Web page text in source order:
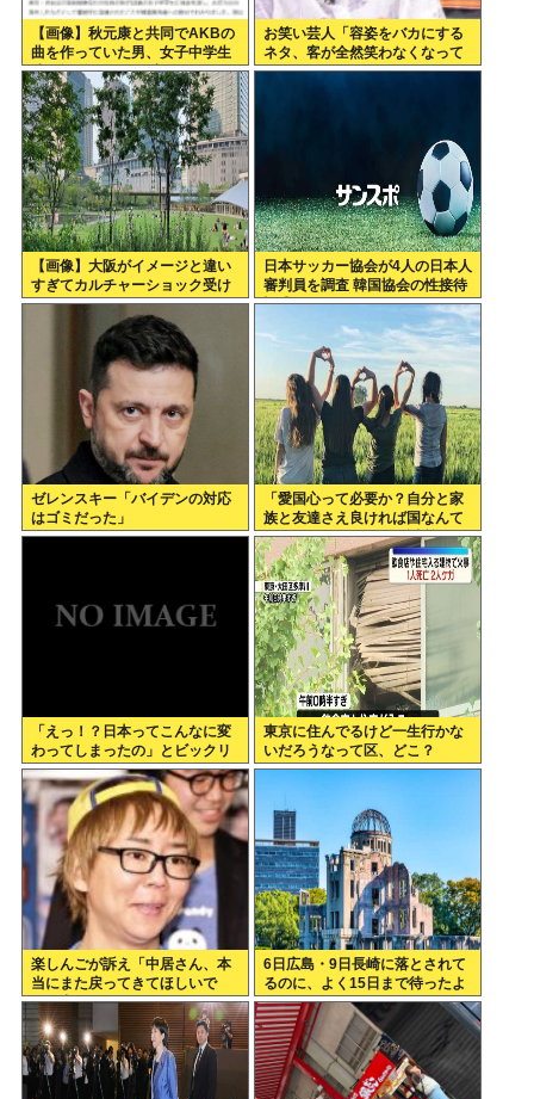
【画像】秋元康と共同でAKBの
曲を作っていた男、女子中学生
達と撮影した1700点のAVをネ
ットで販売していたwww
お笑い芸人「容姿をバカにする
ネタ、客が全然笑わなくなって
きた」
【画像】大阪がイメージと違い
すぎてカルチャーショック受け
てる
日本サッカー協会が4人の日本人
審判員を調査 韓国協会の性接待
疑惑で
ゼレンスキー「バイデンの対応
はゴミだった」
「愛国心って必要か？自分と家
族と友達さえ良ければ国なんて
どうでもいいじゃん。近所のコ
ンビニの方がまだ大切だわ」7万
いいね
「えっ！？日本ってこんなに変
わってしまったの」とビックリ
したこと
東京に住んでるけど一生行かな
いだろうなって区、どこ？
楽しんごが訴え「中居さん、本
当にまた戻ってきてほしいで
す。中居さんいないテレビ
は…」
6日広島・9日長崎に落とされて
るのに、よく15日まで待ったよ
な